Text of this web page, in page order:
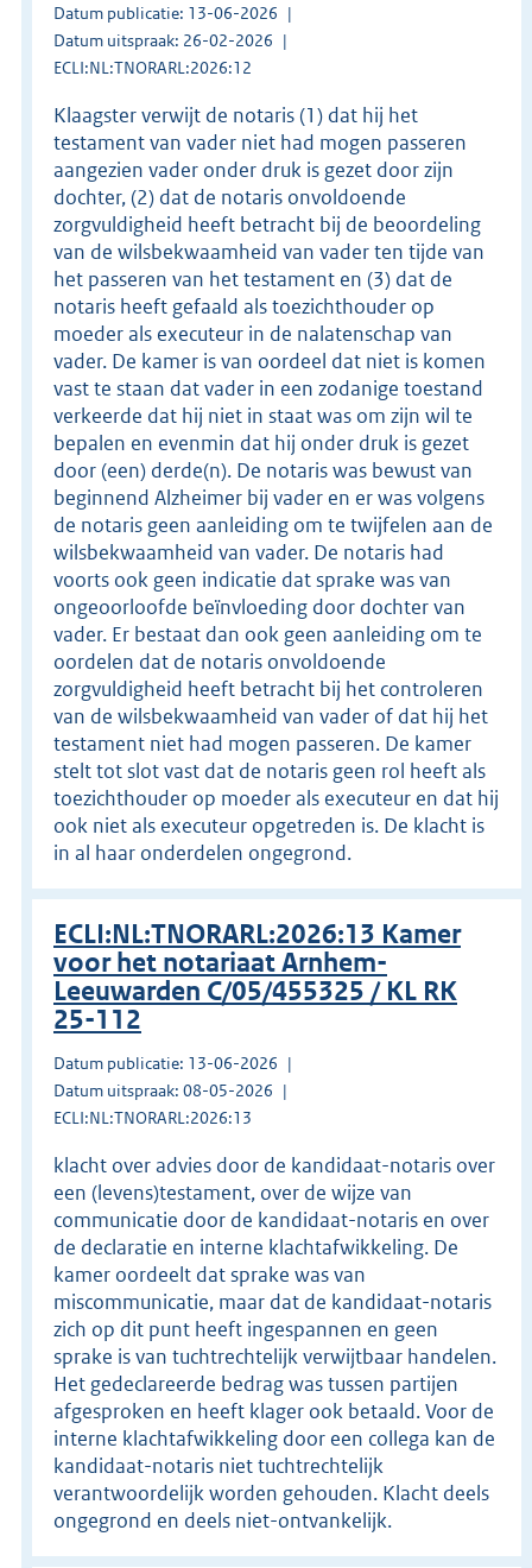
Datum publicatie: 13-06-2026
Datum uitspraak: 26-02-2026
ECLI:NL:TNORARL:2026:12
Klaagster verwijt de notaris (1) dat hij het
testament van vader niet had mogen passeren
aangezien vader onder druk is gezet door zijn
dochter, (2) dat de notaris onvoldoende
zorgvuldigheid heeft betracht bij de beoordeling
van de wilsbekwaamheid van vader ten tijde van
het passeren van het testament en (3) dat de
notaris heeft gefaald als toezichthouder op
moeder als executeur in de nalatenschap van
vader. De kamer is van oordeel dat niet is komen
vast te staan dat vader in een zodanige toestand
verkeerde dat hij niet in staat was om zijn wil te
bepalen en evenmin dat hij onder druk is gezet
door (een) derde(n). De notaris was bewust van
beginnend Alzheimer bij vader en er was volgens
de notaris geen aanleiding om te twijfelen aan de
wilsbekwaamheid van vader. De notaris had
voorts ook geen indicatie dat sprake was van
ongeoorloofde beïnvloeding door dochter van
vader. Er bestaat dan ook geen aanleiding om te
oordelen dat de notaris onvoldoende
zorgvuldigheid heeft betracht bij het controleren
van de wilsbekwaamheid van vader of dat hij het
testament niet had mogen passeren. De kamer
stelt tot slot vast dat de notaris geen rol heeft als
toezichthouder op moeder als executeur en dat hij
ook niet als executeur opgetreden is. De klacht is
in al haar onderdelen ongegrond.
ECLI:NL:TNORARL:2026:13 Kamer
voor het notariaat Arnhem-
Leeuwarden C/05/455325 / KL RK
25-112
Datum publicatie: 13-06-2026
Datum uitspraak: 08-05-2026
ECLI:NL:TNORARL:2026:13
klacht over advies door de kandidaat-notaris over
een (levens)testament, over de wijze van
communicatie door de kandidaat-notaris en over
de declaratie en interne klachtafwikkeling. De
kamer oordeelt dat sprake was van
miscommunicatie, maar dat de kandidaat-notaris
zich op dit punt heeft ingespannen en geen
sprake is van tuchtrechtelijk verwijtbaar handelen.
Het gedeclareerde bedrag was tussen partijen
afgesproken en heeft klager ook betaald. Voor de
interne klachtafwikkeling door een collega kan de
kandidaat-notaris niet tuchtrechtelijk
verantwoordelijk worden gehouden. Klacht deels
ongegrond en deels niet-ontvankelijk.